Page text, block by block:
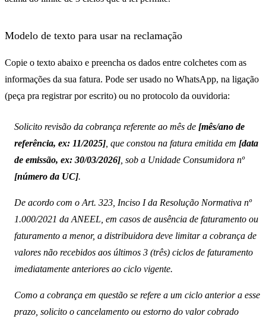
Modelo de texto para usar na reclamação
Copie o texto abaixo e preencha os dados entre colchetes com as
informações da sua fatura. Pode ser usado no WhatsApp, na ligação
(peça pra registrar por escrito) ou no protocolo da ouvidoria:
Solicito revisão da cobrança referente ao mês de [mês/ano de
referência, ex: 11/2025] , que constou na fatura emitida em [data
de emissão, ex: 30/03/2026] , sob a Unidade Consumidora nº
[número da UC].
De acordo com o Art. 323, Inciso I da Resolução Normativa nº
1.000/2021 da ANEEL, em casos de ausência de faturamento ou
faturamento a menor, a distribuidora deve limitar a cobrança de
valores não recebidos aos últimos 3 (três) ciclos de faturamento
imediatamente anteriores ao ciclo vigente.
Como a cobrança em questão se refere a um ciclo anterior a esse
prazo, solicito o cancelamento ou estorno do valor cobrado